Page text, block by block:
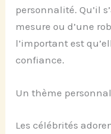
personnalité. Qu’il
mesure ou d’une
l’important est
confiance.
Un thème
Les célébrités